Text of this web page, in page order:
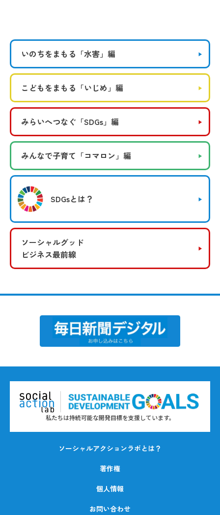
いのちをまもる 「水害」編
こどもをまもる 「いじめ」編
みらいへつなぐ 「SDGs」編
みんなで子育て 「コマロン」編
SDGsとは？
ソーシャルグッド
ビジネス最前線
私たちは持続可能な開発目標を支援しています。
ソーシャルアクションラボとは？
著作権
個人情報
お問い合わせ